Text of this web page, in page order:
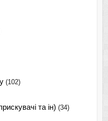
(102)
та ін) (34)